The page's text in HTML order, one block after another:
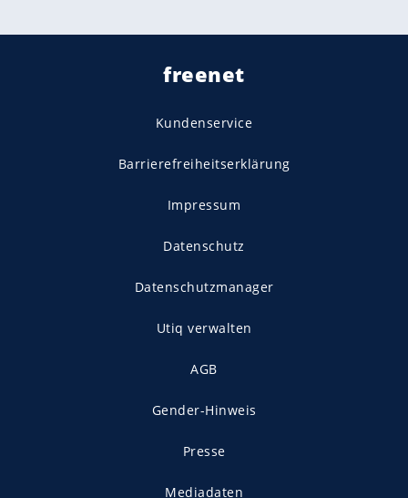
freenet
Kundenservice
Barrierefreiheitserklärung
Impressum
Datenschutz
Datenschutzmanager
Utiq verwalten
AGB
Gender-Hinweis
Presse
Mediadaten